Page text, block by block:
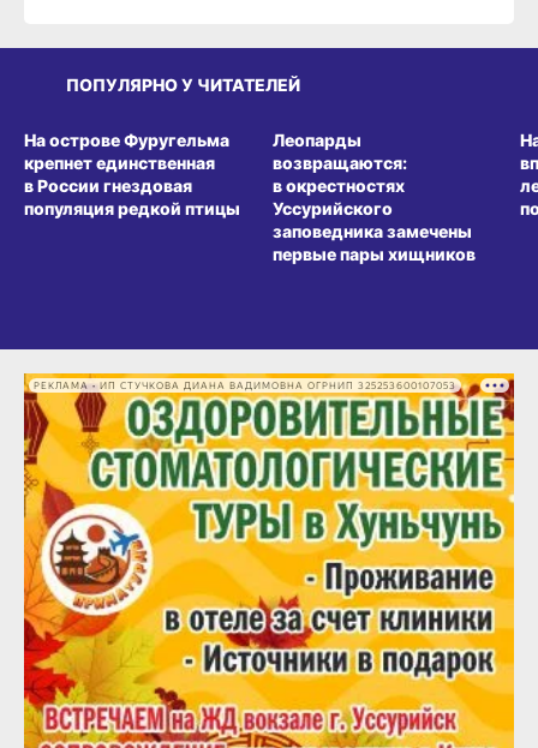
ПОПУЛЯРНО У ЧИТАТЕЛЕЙ
На острове Фуругельма
крепнет единственная
в России гнездовая
популяция редкой птицы
Леопарды
возвращаются:
в окрестностях
Уссурийского
заповедника замечены
первые пары хищников
РЕКЛАМА • ИП СТУЧКОВА ДИАНА ВАДИМОВНА ОГРНИП 325253600107053